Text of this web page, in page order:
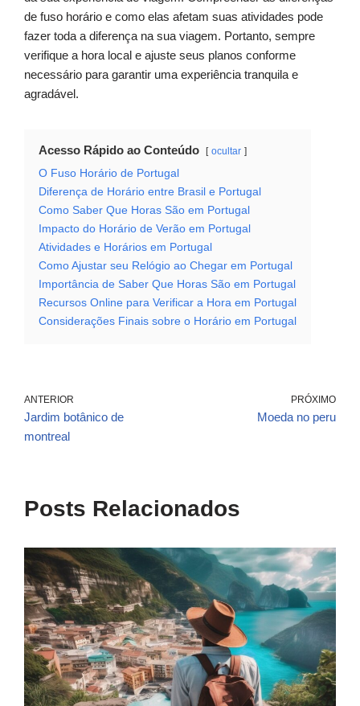
de fuso horário e como elas afetam suas atividades pode
fazer toda a diferença na sua viagem. Portanto, sempre
verifique a hora local e ajuste seus planos conforme
necessário para garantir uma experiência tranquila e
agradável.
Acesso Rápido ao Conteúdo ocultar
O Fuso Horário de Portugal
Diferença de Horário entre Brasil e Portugal
Como Saber Que Horas São em Portugal
Impacto do Horário de Verão em Portugal
Atividades e Horários em Portugal
Como Ajustar seu Relógio ao Chegar em Portugal
Importância de Saber Que Horas São em Portugal
Recursos Online para Verificar a Hora em Portugal
Considerações Finais sobre o Horário em Portugal
ANTERIOR
Jardim botânico de
montreal
PRÓXIMO
Moeda no peru
Posts Relacionados